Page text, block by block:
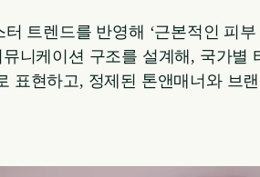
트렌드를 반영해 ‘근본적인 피
뮤니케이션 구조를 설계해, 국가
표현하고, 정제된 톤앤매너와 브